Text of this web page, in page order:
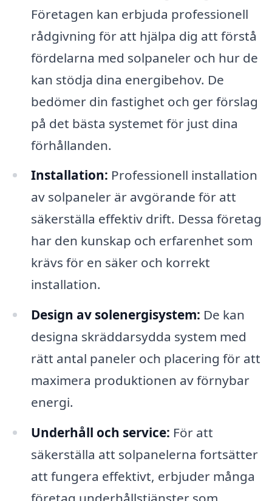
Företagen kan erbjuda professionell
rådgivning för att hjälpa dig att förstå
fördelarna med solpaneler och hur de
kan stödja dina energibehov. De
bedömer din fastighet och ger förslag
på det bästa systemet för just dina
förhållanden.
Installation: Professionell installation
av solpaneler är avgörande för att
säkerställa effektiv drift. Dessa företag
har den kunskap och erfarenhet som
krävs för en säker och korrekt
installation.
Design av solenergisystem: De kan
designa skräddarsydda system med
rätt antal paneler och placering för att
maximera produktionen av förnybar
energi.
Underhåll och service: För att
säkerställa att solpanelerna fortsätter
att fungera effektivt, erbjuder många